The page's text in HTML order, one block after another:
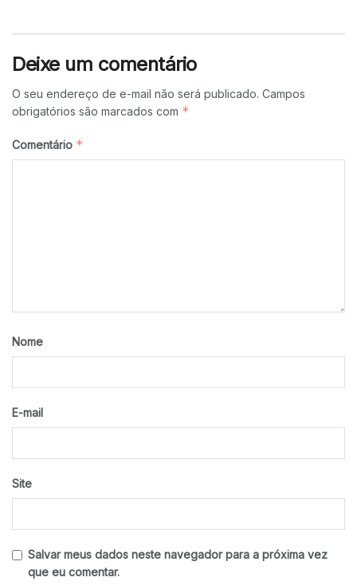
Deixe um comentário
O seu endereço de e-mail não será publicado. Campos
obrigatórios são marcados com *
Comentário *
Nome
E-mail
Site
Salvar meus dados neste navegador para a próxima vez
que eu comentar.